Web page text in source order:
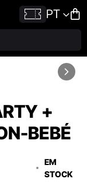
PT
+
BEBÉ
EM
STOCK